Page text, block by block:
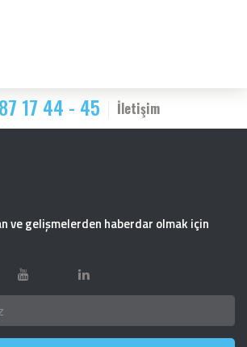
17 44 - 45 İletişim
ve gelişmelerden haberdar olmak için